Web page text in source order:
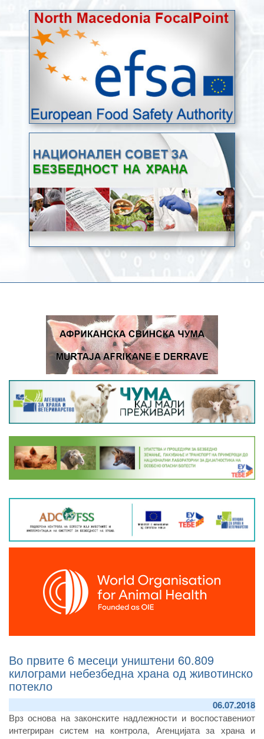
Во првите 6 месеци уништени 60.809
килограми небезбедна храна од животинско
потекло
06.07.2018
Врз основа на законските надлежности и воспоставениот
интегриран систем на контрола, Агенцијата за храна и